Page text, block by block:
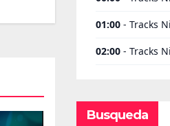
Busqueda